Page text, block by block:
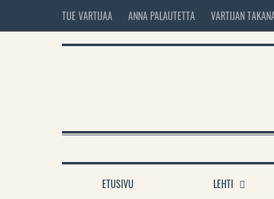
TUE VARTIJAA ANNA PALAUTETTA VARTIJAN
ETUSIVU LEHTI